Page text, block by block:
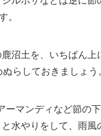
。
沼土を、いちばん上
らしておきましょう。
ーマンディなど節の
水やりをして、雨風